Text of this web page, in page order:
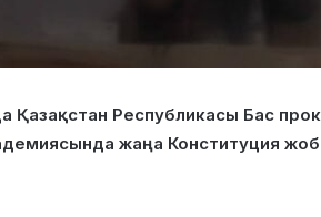
Қазақстан Республикасы Бас
жаңа Конституция